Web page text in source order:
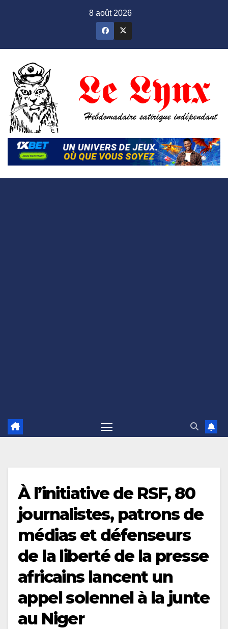
8 août 2026
À l’initiative de RSF, 80
journalistes, patrons de
médias et défenseurs
de la liberté de la presse
africains lancent un
appel solennel à la junte
au Niger